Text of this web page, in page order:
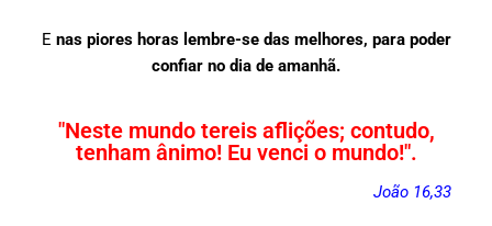
E nas piores horas lembre-se das melhores, para poder
confiar no dia de amanhã.
"Neste mundo tereis aflições; contudo,
tenham ânimo! Eu venci o mundo!".
João 16,33